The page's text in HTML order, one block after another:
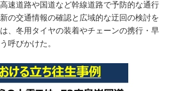
速道路や国道など幹線道路で予防的な通行
の交通情報の確認と広域的な迂回の検討を
、冬用タイヤの装着やチェーンの携行・早
呼びかけた。